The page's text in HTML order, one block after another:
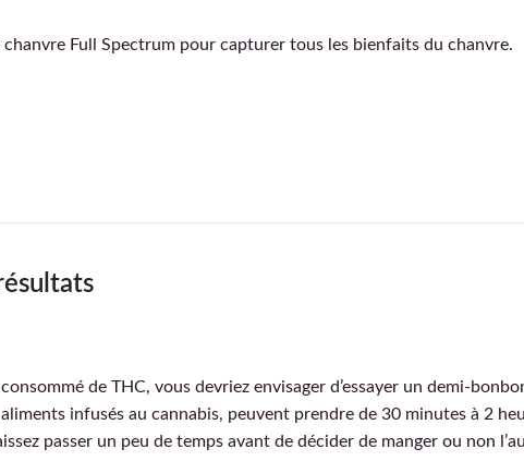
Full Spectrum pour capturer tous les bienfaits du chanvre.
de THC, vous devriez envisager d’essayer un demi-
aliments infusés au cannabis, peuvent prendre de 30 minutes à 2
passer un peu de temps avant de décider de manger ou non